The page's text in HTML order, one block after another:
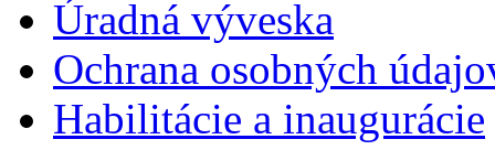
Úradná výveska
Ochrana osobných
Habilitácie a inaugurácie